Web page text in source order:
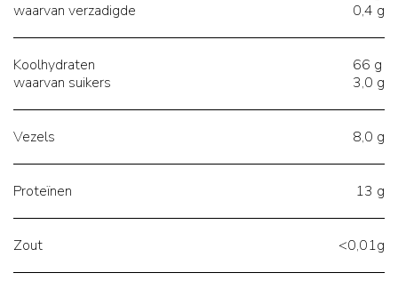
waarvan verzadigde
0,4 g
Koolhydraten
waarvan suikers
66 g
3,0 g
Vezels 8,0 g
Proteïnen 13 g
Zout <0,01g